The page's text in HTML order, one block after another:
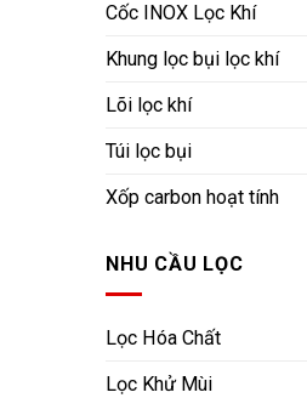
Cốc INOX Lọc Khí
Khung lọc bụi lọc khí
Lõi lọc khí
Túi lọc bụi
Xốp carbon hoạt tính
NHU CẦU LỌC
Lọc Hóa Chất
Lọc Khử Mùi